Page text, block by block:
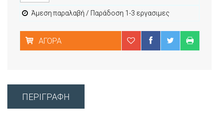
Άμεση παραλαβή / Παράδοση 1-3 εργασιμες
ΑΓΟΡΆ
ΠΕΡΙΓΡΑΦΉ